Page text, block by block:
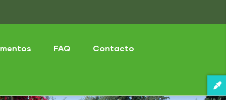
FAQ Contacto